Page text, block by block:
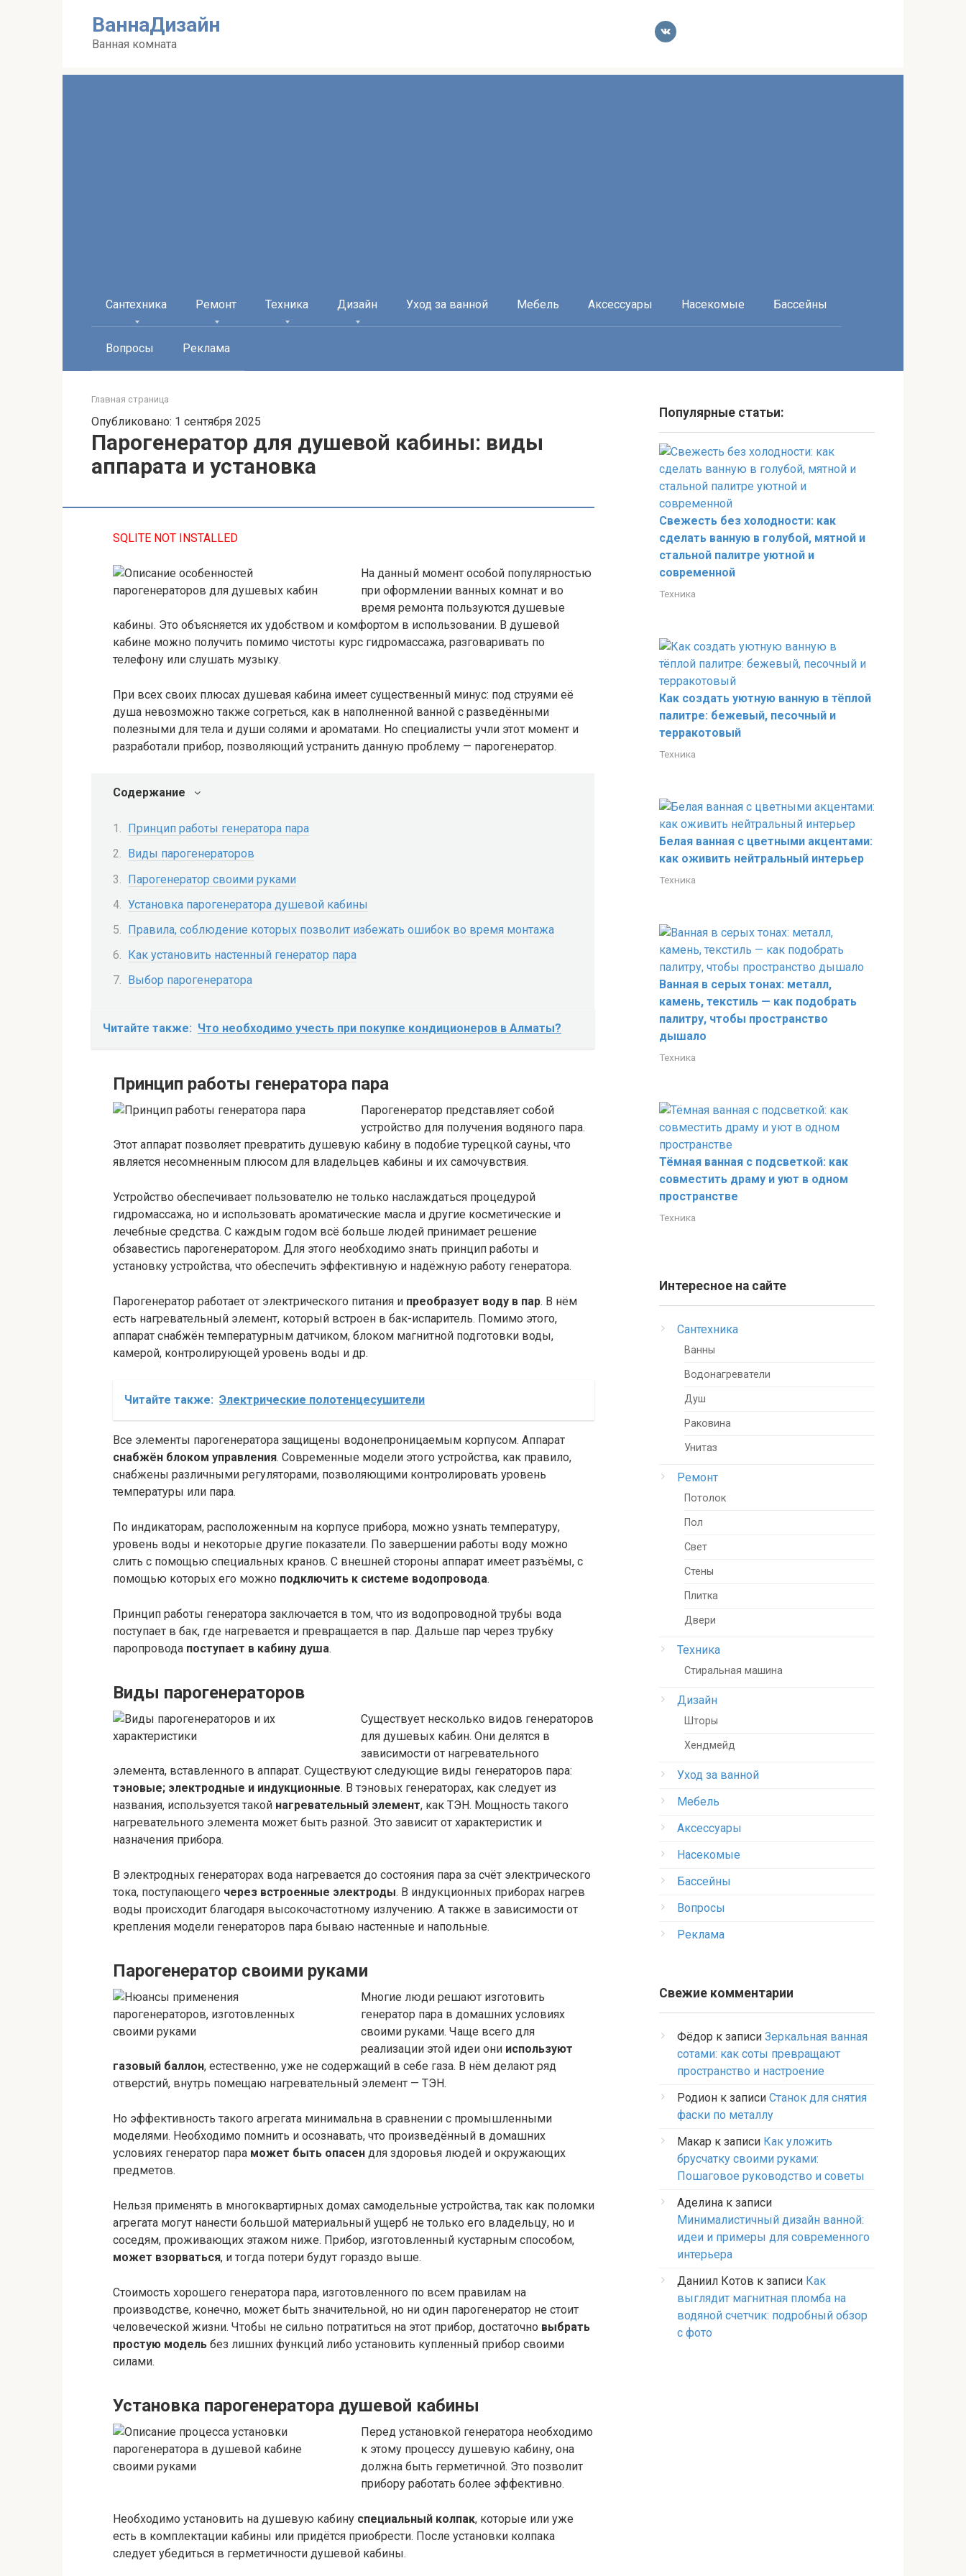
ВаннаДизайн
Ванная комната
Сантехника Ремонт Техника Дизайн Уход за ванной Мебель Аксессуары Насекомые Бассейны
Вопросы Реклама
Главная страница
Опубликовано: 1 сентября 2025
Парогенератор для душевой кабины: виды
аппарата и установка
SQLITE NOT INSTALLED
На данный момент особой популярностью
при оформлении ванных комнат и во
время ремонта пользуются душевые
кабины. Это объясняется их удобством и комфортом в использовании. В душевой
кабине можно получить помимо чистоты курс гидромассажа, разговаривать по
телефону или слушать музыку.
При всех своих плюсах душевая кабина имеет существенный минус: под струями её
душа невозможно также согреться, как в наполненной ванной с разведёнными
полезными для тела и души солями и ароматами. Но специалисты учли этот момент и
разработали прибор, позволяющий устранить данную проблему — парогенератор.
Содержание
Принцип работы генератора пара
Виды парогенераторов
Парогенератор своими руками
Установка парогенератора душевой кабины
Правила, соблюдение которых позволит избежать ошибок во время монтажа
Как установить настенный генератор пара
Выбор парогенератора
Читайте также: Что необходимо учесть при покупке кондиционеров в Алматы?
Принцип работы генератора пара
Парогенератор представляет собой
устройство для получения водяного пара.
Этот аппарат позволяет превратить душевую кабину в подобие турецкой сауны, что
является несомненным плюсом для владельцев кабины и их самочувствия.
Устройство обеспечивает пользователю не только наслаждаться процедурой
гидромассажа, но и использовать ароматические масла и другие косметические и
лечебные средства. С каждым годом всё больше людей принимает решение
обзавестись парогенератором. Для этого необходимо знать принцип работы и
установку устройства, что обеспечить эффективную и надёжную работу генератора.
Парогенератор работает от электрического питания и преобразует воду в пар. В нём
есть нагревательный элемент, который встроен в бак-испаритель. Помимо этого,
аппарат снабжён температурным датчиком, блоком магнитной подготовки воды,
камерой, контролирующей уровень воды и др.
Читайте также: Электрические полотенцесушители
Все элементы парогенератора защищены водонепроницаемым корпусом. Аппарат
снабжён блоком управления. Современные модели этого устройства, как правило,
снабжены различными регуляторами, позволяющими контролировать уровень
температуры или пара.
По индикаторам, расположенным на корпусе прибора, можно узнать температуру,
уровень воды и некоторые другие показатели. По завершении работы воду можно
слить с помощью специальных кранов. С внешней стороны аппарат имеет разъёмы, с
помощью которых его можно подключить к системе водопровода.
Принцип работы генератора заключается в том, что из водопроводной трубы вода
поступает в бак, где нагревается и превращается в пар. Дальше пар через трубку
паропровода поступает в кабину душа.
Виды парогенераторов
Существует несколько видов генераторов
для душевых кабин. Они делятся в
зависимости от нагревательного
элемента, вставленного в аппарат. Существуют следующие виды генераторов пара:
тэновые; электродные и индукционные. В тэновых генераторах, как следует из
названия, используется такой нагревательный элемент, как ТЭН. Мощность такого
нагревательного элемента может быть разной. Это зависит от характеристик и
назначения прибора.
В электродных генераторах вода нагревается до состояния пара за счёт электрического
тока, поступающего через встроенные электроды. В индукционных приборах нагрев
воды происходит благодаря высокочастотному излучению. А также в зависимости от
крепления модели генераторов пара бываю настенные и напольные.
Парогенератор своими руками
Многие люди решают изготовить
генератор пара в домашних условиях
своими руками. Чаще всего для
реализации этой идеи они используют
газовый баллон, естественно, уже не содержащий в себе газа. В нём делают ряд
отверстий, внутрь помещаю нагревательный элемент — ТЭН.
Но эффективность такого агрегата минимальна в сравнении с промышленными
моделями. Необходимо помнить и осознавать, что произведённый в домашних
условиях генератор пара может быть опасен для здоровья людей и окружающих
предметов.
Нельзя применять в многоквартирных домах самодельные устройства, так как поломки
агрегата могут нанести большой материальный ущерб не только его владельцу, но и
соседям, проживающих этажом ниже. Прибор, изготовленный кустарным способом,
может взорваться, и тогда потери будут гораздо выше.
Стоимость хорошего генератора пара, изготовленного по всем правилам на
производстве, конечно, может быть значительной, но ни один парогенератор не стоит
человеческой жизни. Чтобы не сильно потратиться на этот прибор, достаточно выбрать
простую модель без лишних функций либо установить купленный прибор своими
силами.
Установка парогенератора душевой кабины
Перед установкой генератора необходимо
к этому процессу душевую кабину, она
должна быть герметичной. Это позволит
прибору работать более эффективно.
Необходимо установить на душевую кабину специальный колпак, которые или уже
есть в комплектации кабины или придётся приобрести. После установки колпака
следует убедиться в герметичности душевой кабины.
Популярные статьи:
Свежесть без холодности: как
сделать ванную в голубой, мятной и
стальной палитре уютной и
современной
Техника
Как создать уютную ванную в тёплой
палитре: бежевый, песочный и
терракотовый
Техника
Белая ванная с цветными акцентами:
как оживить нейтральный интерьер
Техника
Ванная в серых тонах: металл,
камень, текстиль — как подобрать
палитру, чтобы пространство
дышало
Техника
Тёмная ванная с подсветкой: как
совместить драму и уют в одном
пространстве
Техника
Интересное на сайте
Сантехника
Ванны
Водонагреватели
Душ
Раковина
Унитаз
Ремонт
Потолок
Пол
Свет
Стены
Плитка
Двери
Техника
Стиральная машина
Дизайн
Шторы
Хендмейд
Уход за ванной
Мебель
Аксессуары
Насекомые
Бассейны
Вопросы
Реклама
Свежие комментарии
Фёдор к записи Зеркальная ванная
сотами: как соты превращают
пространство и настроение
Родион к записи Станок для снятия
фаски по металлу
Макар к записи Как уложить
брусчатку своими руками:
Пошаговое руководство и советы
Аделина к записи
Минималистичный дизайн ванной:
идеи и примеры для современного
интерьера
Даниил Котов к записи Как
выглядит магнитная пломба на
водяной счетчик: подробный обзор
с фото